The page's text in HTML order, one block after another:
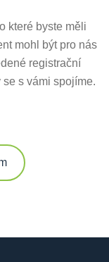
které byste měli
mohl být pro nás
registrační
s vámi spojíme.